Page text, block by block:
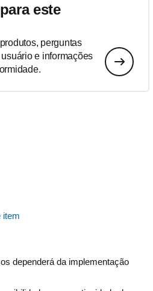
este
perguntas
e informações
item
dependerá da implementação